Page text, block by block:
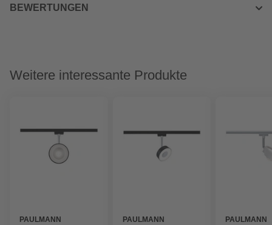
BEWERTUNGEN
Weitere interessante Produkte
PAULMANN
PAULMANN
PAULMANN